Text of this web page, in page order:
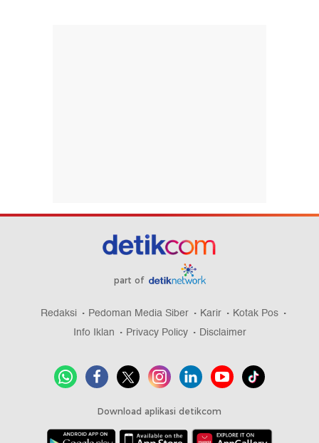
part of
Redaksi Pedoman Media Siber Karir
Kotak Pos
Info Iklan
Privacy Policy Disclaimer
Download aplikasi detikcom